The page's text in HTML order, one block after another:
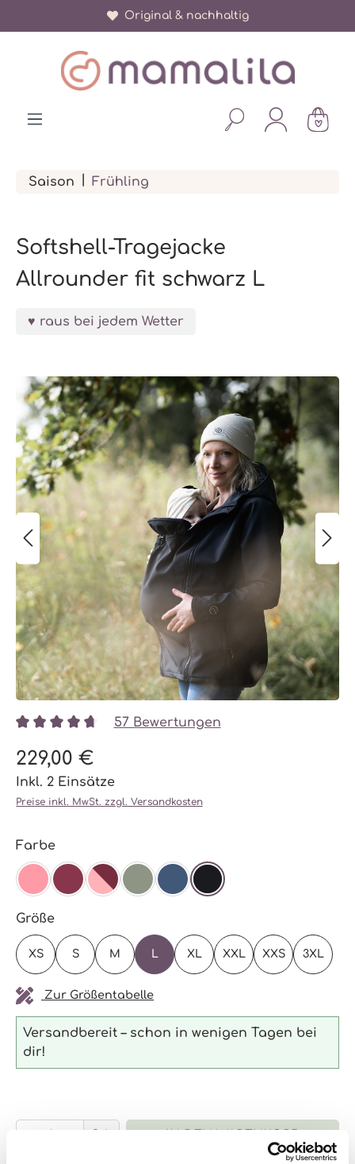
Original & nachhaltig
Saison Frühling
Softshell-Tragejacke
Allrounder fit schwarz L
raus bei jedem Wetter
Bildergalerie überspringen
57 Bewertungen
229,00 €
Inkl. 2 Einsätze
Preise inkl. MwSt. zzgl. Versandkosten
Farbeauswählen
BLOSSOMBURGUNDYBURGUNDY/ BLOSSOM
AGAVENAVY SCHWARZ
Größeauswählen
XS S M L XL XXL XXS 3XL
Zur Größentabelle
Versandbereit – schon in wenigen Tagen bei
dir!
Produkt Anzahl: Gib den